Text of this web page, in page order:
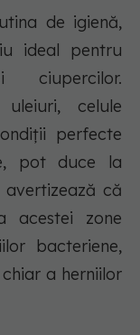
de igienă,
ideal pentru
ciupercilor.
celule
perfecte
pot duce la
avertizează că
acestei zone
bacteriene,
a herniilor